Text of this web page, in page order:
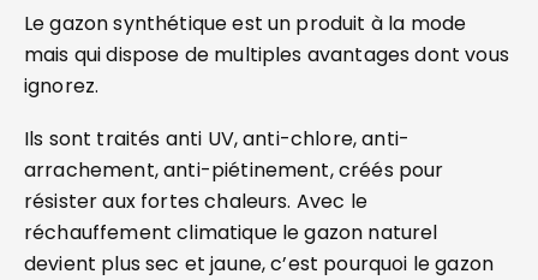
Le gazon synthétique est un produit à la mode
mais qui dispose de multiples avantages dont vous
ignorez.
Ils sont traités anti UV, anti-chlore, anti-
arrachement, anti-piétinement, créés pour
résister aux fortes chaleurs. Avec le
réchauffement climatique le gazon naturel
devient plus sec et jaune, c’est pourquoi le gazon